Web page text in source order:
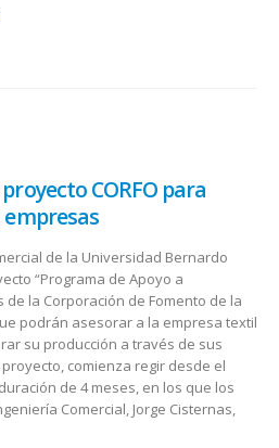
CORFO para
de la Universidad Bernardo
“Programa de Apoyo a
de la Corporación de Fomento de la
podrán asesorar a la empresa textil
su producción a través de sus
comienza regir desde el
de 4 meses, en los que los
Comercial, Jorge Cisternas,